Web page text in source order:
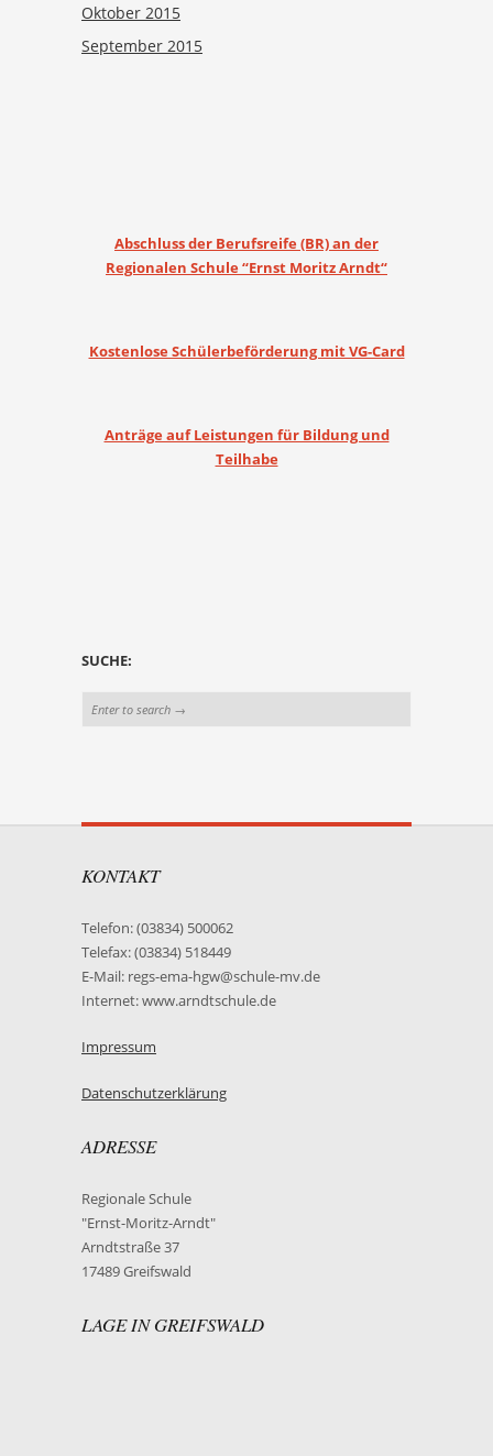
Oktober 2015
September 2015
Abschluss der Berufsreife (BR) an der
Regionalen Schule “Ernst Moritz Arndt“
Kostenlose Schülerbeförderung mit VG-Card
Anträge auf Leistungen für Bildung und
Teilhabe
SUCHE:
KONTAKT
Telefon: (03834) 500062
Telefax: (03834) 518449
E-Mail: regs-ema-hgw@schule-mv.de
Internet: www.arndtschule.de
Impressum
Datenschutzerklärung
ADRESSE
Regionale Schule
"Ernst-Moritz-Arndt"
Arndtstraße 37
17489 Greifswald
LAGE IN GREIFSWALD